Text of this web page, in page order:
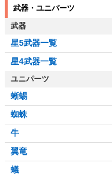
武器・ユニパーツ
武器
星5武器一覧
星4武器一覧
ユニパーツ
蜥蜴
蜘蛛
牛
翼竜
蟻